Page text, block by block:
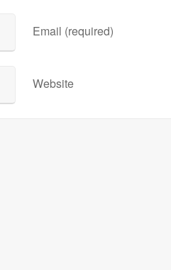
Email (required)
Website